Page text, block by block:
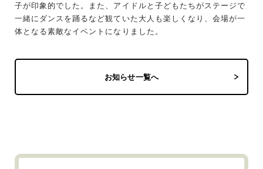
子が印象的でした。また、アイドルと子どもたちがステージで
一緒にダンスを踊るなど観ていた大人も楽しくなり、会場が一
体となる素敵なイベントになりました。
お知らせ一覧へ